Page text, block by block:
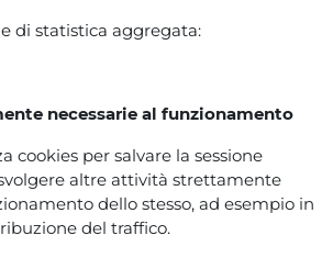
di statistica aggregata:
necessarie al funzionamento
cookies per salvare la sessione
altre attività strettamente
dello stesso, ad esempio in
del traffico.